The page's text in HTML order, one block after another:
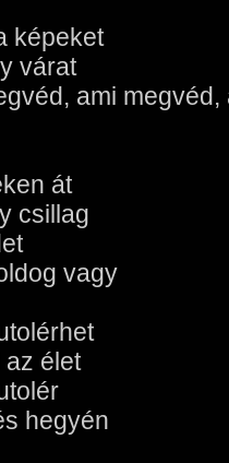
képeket
várat
ami
át
csillag
vagy
az élet
hegyén